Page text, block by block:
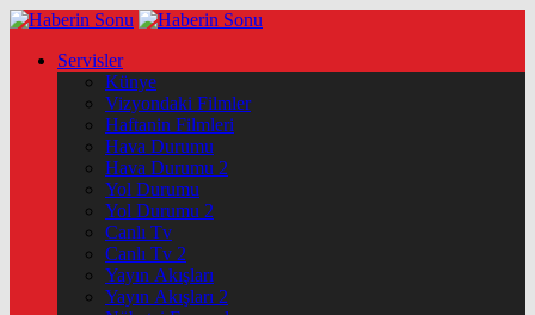
Servisler
Künye
Vizyondaki Filmler
Haftanin Filmleri
Hava Durumu
Hava Durumu 2
Yol Durumu
Yol Durumu 2
Canlı Tv
Canlı Tv 2
Yayın Akışları
Yayın Akışları 2